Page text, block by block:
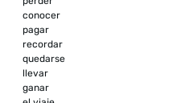
conocer
pagar
recordar
quedarse
llevar
ganar